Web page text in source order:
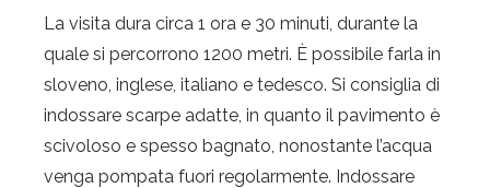
La visita dura circa 1 ora e 30 minuti, durante la
quale si percorrono 1200 metri. È possibile farla in
sloveno, inglese, italiano e tedesco. Si consiglia di
indossare scarpe adatte, in quanto il pavimento è
scivoloso e spesso bagnato, nonostante l’acqua
venga pompata fuori regolarmente. Indossare